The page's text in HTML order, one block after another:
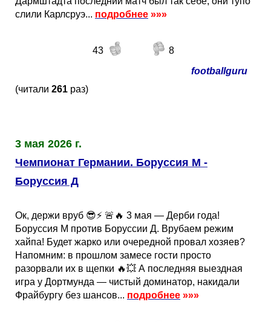
слили Карлсруэ... подробнее »»»
43
8
footballguru
(читали 261 раз)
3 мая 2026 г.
Чемпионат Германии. Боруссия М -
Боруссия Д
Ок, держи вруб 😎⚡️ 🚨🔥 3 мая — Дерби года!
Боруссия М против Боруссии Д. Врубаем режим
хайпа! Будет жарко или очередной провал хозяев?
Напомним: в прошлом замесе гости просто
разорвали их в щепки 🔥💥 А последняя выездная
игра у Дортмунда — чистый доминатор, накидали
Фрайбургу без шансов... подробнее »»»